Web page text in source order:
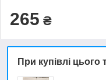
265 ₴
При купівлі